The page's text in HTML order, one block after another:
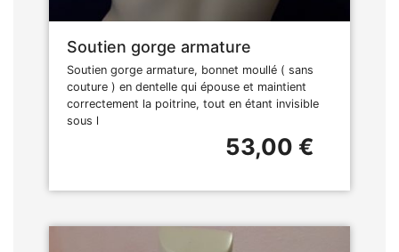
Soutien gorge armature
Soutien gorge armature, bonnet moullé ( sans
couture ) en dentelle qui épouse et maintient
correctement la poitrine, tout en étant invisible
sous l
53,00 €